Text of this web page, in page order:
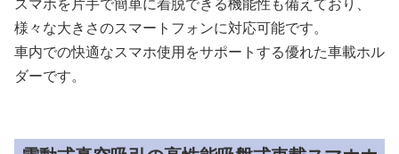
様々な大きさのスマートフォンに対応可能です。
車内での快適なスマホ使用をサポートする優れた車載ホル
ダーです。